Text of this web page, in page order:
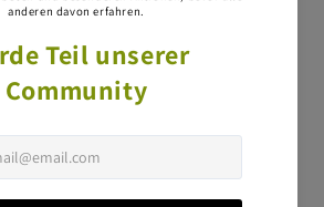
Sie die Herstellerseite:
& Babycat ist als Mousse und
in 400 g, 2 kg und 4 kg erhältlich.